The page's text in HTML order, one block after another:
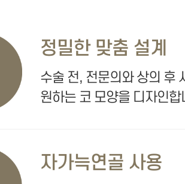
정밀한 맞춤 설계
수술 전, 전문의와 상의 후
원하는 코 모양을 디자인합
자가늑연골 사용